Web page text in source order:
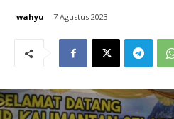
wahyu 7 Agustus 2023